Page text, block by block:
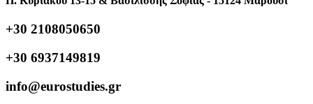
+30 2108050650
+30 6937149819
info@eurostudies.gr